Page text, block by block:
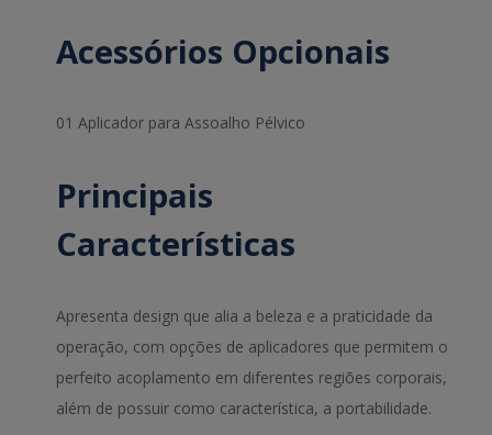
Acessórios Opcionais
01 Aplicador para Assoalho Pélvico
Principais
Características
Apresenta design que alia a beleza e a praticidade da
operação, com opções de aplicadores que permitem o
perfeito acoplamento em diferentes regiões corporais,
além de possuir como característica, a portabilidade.